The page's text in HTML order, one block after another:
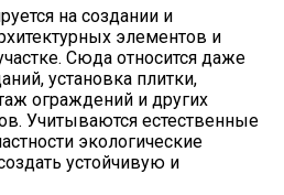
на создании и
элементов и
Сюда относится даже
установка плитки,
ограждений и других
Учитываются естественные
экологические
устойчивую и